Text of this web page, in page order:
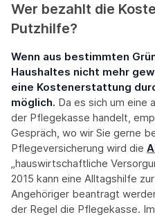
Wer bezahlt die
Putzhilfe?
Wenn aus bestimmten
Haushaltes nicht mehr
eine Kostenerstattung
möglich. Da es sich um eine
der Pflegekasse handelt,
Gespräch, wo wir Sie gerne
Pflegeversicherung wird die
„hauswirtschaftliche
2015 kann eine Alltagshilfe
Angehöriger beantragt
der Regel die Pflegekasse.